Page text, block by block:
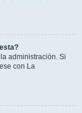
administración. Si
con La